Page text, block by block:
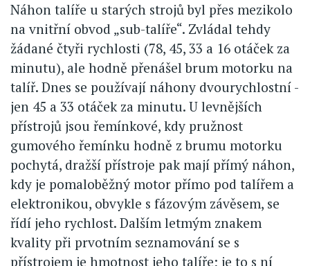
Náhon talíře u starých strojů byl přes mezikolo
na vnitřní obvod „sub-talíře“. Zvládal tehdy
žádané čtyři rychlosti (78, 45, 33 a 16 otáček za
minutu), ale hodně přenášel brum motorku na
talíř. Dnes se používají náhony dvourychlostní -
jen 45 a 33 otáček za minutu. U levnějších
přístrojů jsou řemínkové, kdy pružnost
gumového řemínku hodně z brumu motorku
pochytá, dražší přístroje pak mají přímý náhon,
kdy je pomaloběžný motor přímo pod talířem a
elektronikou, obvykle s fázovým závěsem, se
řídí jeho rychlost. Dalším letmým znakem
kvality při prvotním seznamování se s
přístrojem je hmotnost jeho talíře; je to s ní